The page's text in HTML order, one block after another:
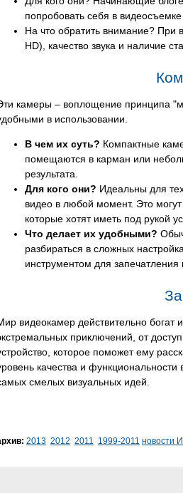
попробовать себя в
На что обратить внимание? При
HD), качество звука и наличие
камеры – воплощение принципа
в использовании.
В чем их суть? Компактные
помещаются в карман или
результата.
Для кого они? Идеальны для
видео в любой момент. Это
которые хотят иметь под рукой
Что делает их удобными?
разбираться в сложных
инструментом для запечатления
видеокамер действительно
приключений, от
которое поможет ему
качества и
смелых визуальных идей.
2013 2012 2011 1999-2011 новости